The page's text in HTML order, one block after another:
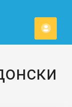
Ваша